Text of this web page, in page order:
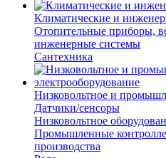
Климатические и
Отопительные приборы,
инженерные системы
Сантехника
Низковольтное и
Датчики/сенсоры
Низковольтное
Промышленные
производства